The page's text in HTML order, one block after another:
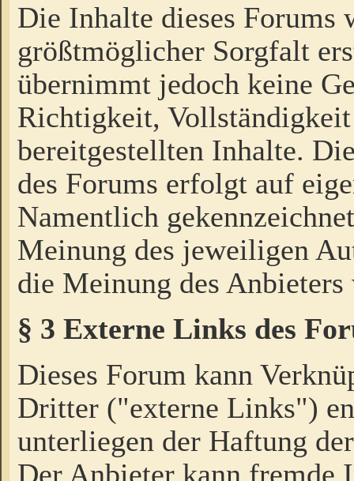
Die Inhalte dieses Forums
größtmöglicher Sorgfalt
übernimmt jedoch keine
Richtigkeit,
bereitgestellten Inhalte.
des Forums erfolgt auf
Namentlich
Meinung des jeweiligen
die Meinung des Anbieters
§ 3 Externe Links des
Dieses Forum kann
Dritter ("externe Links")
unterliegen der Haftung
Der Anbieter kann fremde